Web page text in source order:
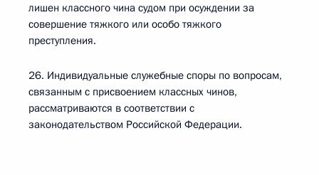
лишен классного чина судом при осуждении за
совершение тяжкого или особо тяжкого
преступления.
26. Индивидуальные служебные споры по вопросам,
связанным с присвоением классных чинов,
рассматриваются в соответствии с
законодательством Российской Федерации.